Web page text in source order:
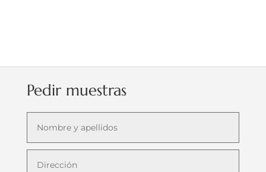
Pedir muestras